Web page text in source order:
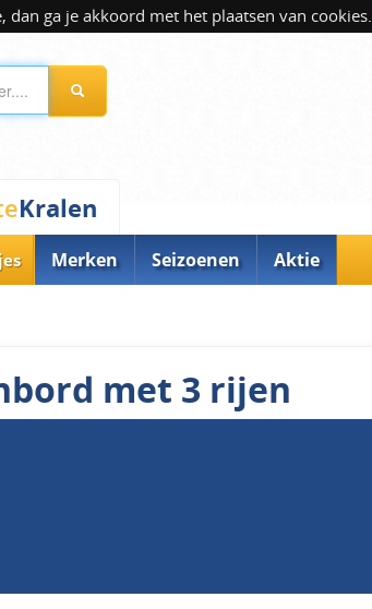
ga je akkoord met het plaatsen van cookies.
Kralen
Merken Seizoenen Aktie
met 3 rijen